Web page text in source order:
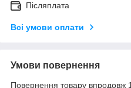
Післяплата
Всі умови оплати
Умови повернення
Повернення товару впродовж